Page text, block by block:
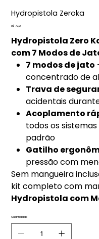
Hydropistola Zeroka
Preço
R$ 72,12
Hydropistola Zero
com 7 Modos de
7 modos de jato
concentrado de
Trava de
acidentais
Acoplamento
todos os
padrão
Gatilho
pressão com
Sem mangueira
kit completo com
Hydropistola com
Quantidade